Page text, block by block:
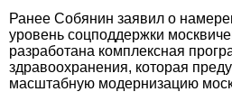
Ранее Собянин заявил о
уровень соцподдержки
разработана комплексная
здравоохранения, которая
масштабную модернизацию